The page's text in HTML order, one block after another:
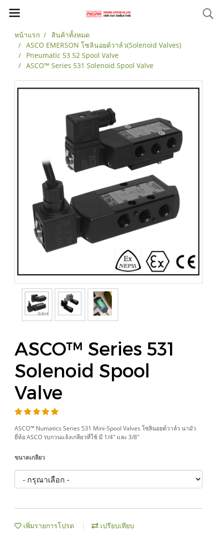
หน้าแรก
สินค้าทั้งหมด
ASCO EMERSON โซลินอยด์วาล์ว(Solenoid Valves)
Pneumatic 53 52 Spool Valve
ASCO™ Series 531 Solenoid Spool Valve
ASCO™ Series 531
Solenoid Spool
Valve
ASCO™ Numatics Series 531 Mini-Spool Valves โซลินอยด์วาล์ว นามัว
ยี่ห้อ ASCO รบกวนแจ้งเกลียวที่ใช้ มี 1/4" และ 3/8"
ขนาดเกลียว
เพิ่มรายการโปรด เปรียบเทียบ